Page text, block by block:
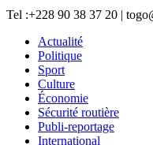
Tel :+228 90 38 37 20 |
Actualité
Politique
Sport
Culture
Économie
Sécurité routière
Publi-reportage
International